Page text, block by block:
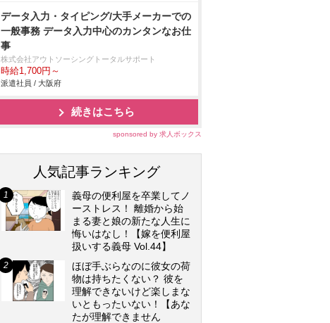
データ入力・タイピング/大手メーカーでの
一般事務 データ入力中心のカンタンなお仕
事
株式会社アウトソーシングトータルサポート
時給1,700円～
派遣社員 / 大阪府
続きはこちら
sponsored by 求人ボックス
人気記事ランキング
義母の便利屋を卒業してノ
ーストレス！ 離婚から始
まる妻と娘の新たな人生に
悔いはなし！【嫁を便利屋
扱いする義母 Vol.44】
ほぼ手ぶらなのに彼女の荷
物は持ちたくない？ 彼を
理解できないけど楽しまな
いともったいない！【あな
たが理解できません